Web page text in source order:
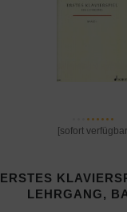
[sofort
ERSTES
LEHRGANG,